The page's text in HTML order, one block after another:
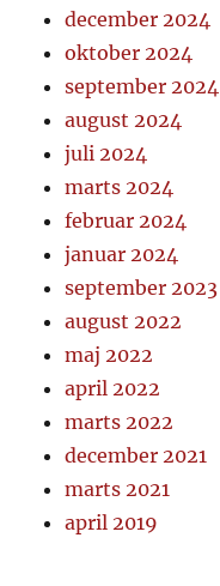
december 2024
oktober 2024
september 2024
august 2024
juli 2024
marts 2024
februar 2024
januar 2024
september 2023
august 2022
maj 2022
april 2022
marts 2022
december 2021
marts 2021
april 2019